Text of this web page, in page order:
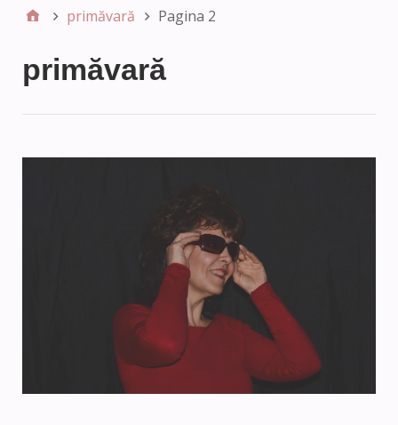
primăvară Pagina 2
primăvară